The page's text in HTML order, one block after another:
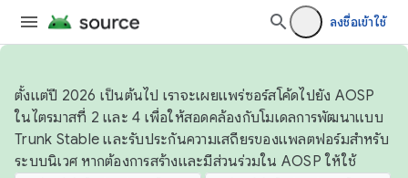
ลงชื่อเข้าใช้
ตั้งแต่ปี 2026 เป็นต้นไป เราจะเผยแพร่ซอร์สโค้ดไปยัง AOSP
ในไตรมาสที่ 2 และ 4 เพื่อให้สอดคล้องกับโมเดลการพัฒนาแบบ
Trunk Stable และรับประกันความเสถียรของแพลตฟอร์มสำหรับ
ระบบนิเวศ หากต้องการสร้างและมีส่วนร่วมใน AOSP ให้ใช้